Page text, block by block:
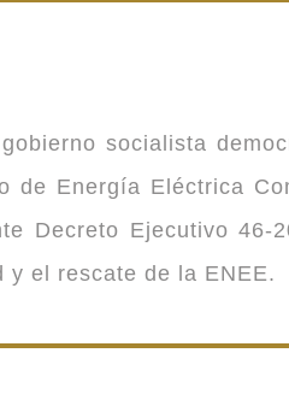
socialista
de Energía Eléctrica
Decreto Ejecutivo
el rescate de la ENEE.